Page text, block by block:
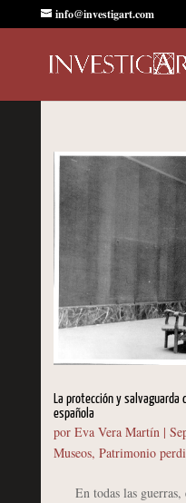
info@investigart.com
La protección y salvaguarda
española
por Eva Vera Martín|
Museos, Patrimonio
En todas las guerras,